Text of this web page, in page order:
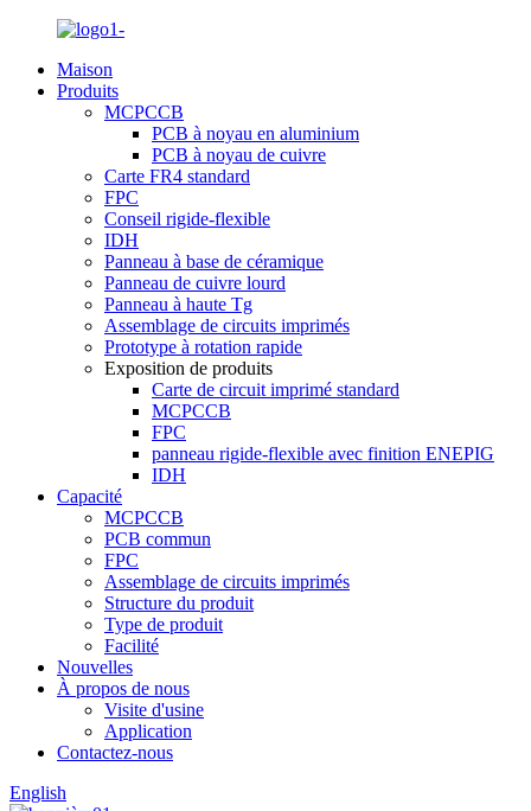
Maison
Produits
MCPCCB
PCB à noyau en aluminium
PCB à noyau de cuivre
Carte FR4 standard
FPC
Conseil rigide-flexible
IDH
Panneau à base de céramique
Panneau de cuivre lourd
Panneau à haute Tg
Assemblage de circuits imprimés
Prototype à rotation rapide
Exposition de produits
Carte de circuit imprimé standard
MCPCCB
FPC
panneau rigide-flexible avec finition ENEPIG
IDH
Capacité
MCPCCB
PCB commun
FPC
Assemblage de circuits imprimés
Structure du produit
Type de produit
Facilité
Nouvelles
À propos de nous
Visite d'usine
Application
Contactez-nous
English